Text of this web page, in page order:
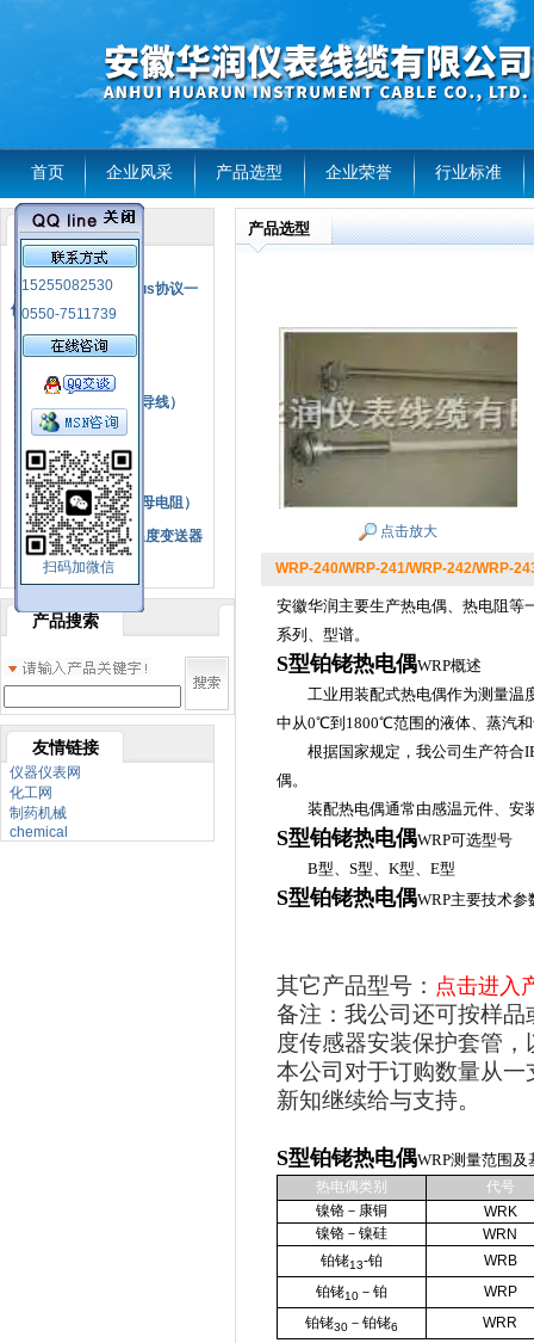
首页 企业风采 产品选型 企业荣誉 行业标准
15255082530
0550-7511739
扫码加微信
产品列表
风电温度传感器
RS485通讯modbus协议一
体化现场智能仪表
热电偶
热电偶补偿电缆（导线）
振动传感器
热电阻
铂热电阻元件（云母电阻）
SBW系列一体化温度变送器
双金属温度计
产品搜索
友情链接
仪器仪表网
化工网
制药机械
chemical
产品选型
点击放大
WRP-240/WRP-241/WRP-242/WRP-
安徽华润主要生产热电偶、热电阻等
系列、型谱。
S型铂铑热电偶WRP概述
工业用装配式热电偶作为测量温度
中从0℃到1800℃范围的液体、蒸汽
根据国家规定，我公司生产符合
偶。
装配热电偶通常由感温元件、安
S型铂铑热电偶WRP可选型号
B型、S型、K型、E型
S型铂铑热电偶WRP主要技术参
其它产品型号： 点击进入
备注：我公司还可按样
度传感器安装保护套管
本公司对于订购数量从
新知继续给与支持。
S型铂铑热电偶WRP测量范围及
热电偶类别
代号
镍铬－康铜
WRK
镍铬－镍硅
WRN
铂铑13-铂
WRB
铂铑10－铂
WRP
铂铑30－铂铑6 WRR